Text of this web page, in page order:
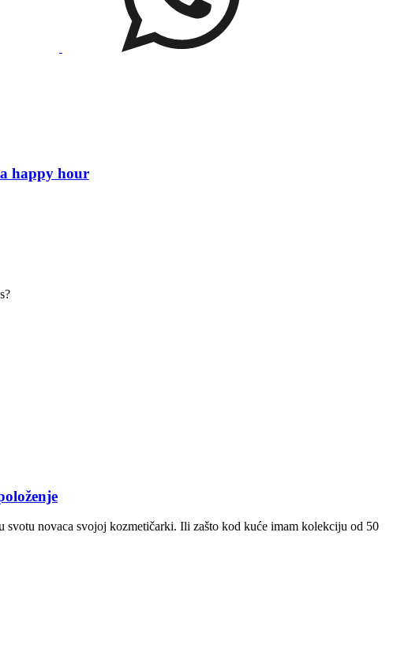
happy hour
svotu novaca svojoj kozmetičarki. Ili zašto kod kuće imam kolekciju od 50